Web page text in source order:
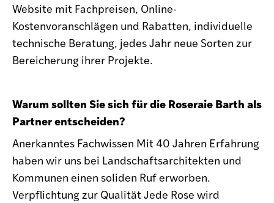
Website mit Fachpreisen, Online-
Kostenvoranschlägen und Rabatten, individuelle
technische Beratung, jedes Jahr neue Sorten zur
Bereicherung ihrer Projekte.
Warum sollten Sie sich für die Roseraie Barth als
Partner entscheiden?
Anerkanntes Fachwissen Mit 40 Jahren Erfahrung
haben wir uns bei Landschaftsarchitekten und
Kommunen einen soliden Ruf erworben.
Verpflichtung zur Qualität Jede Rose wird